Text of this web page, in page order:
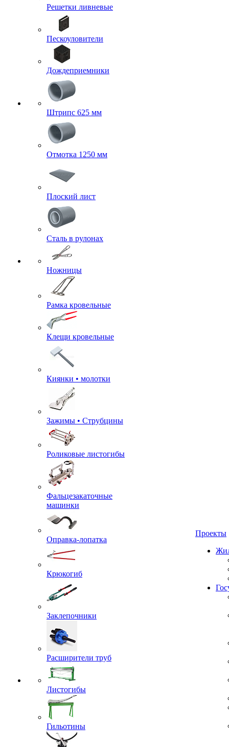
Решетки ливневые
Пескоуловители
Дождеприемники
Штрипс 625 мм
Отмотка 1250 мм
Плоский лист
Сталь в рулонах
Ножницы
Рамка кровельные
Клещи кровельные
Киянки • молотки
Зажимы • Струбцины
Роликовые листогибы
Фальцезакаточные
машинки
Оправка-лопатка
Крюкогиб
Заклепочники
Расширители труб
Листогибы
Гильотины
Проекты